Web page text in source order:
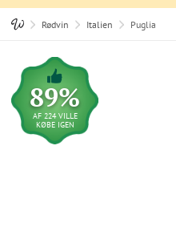
Rødvin Italien Puglia
89%
AF 224 VILLE
KØBE IGEN